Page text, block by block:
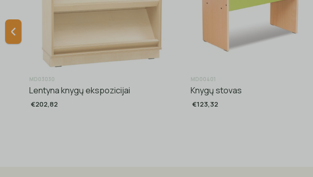
MD03030
Lentyna knygų ekspozicijai
€202,82
MD00401
Knygų stovas
€123,32